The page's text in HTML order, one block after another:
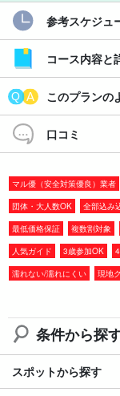
カップル旅行や女子
にぜひ参加しよう☆
おすすめポイント
◆ツアー備品無料
◆ツアー参加者特
◆参加日の前日
参考スケジュ
コース内容と
このプランの
口コミ
マル優（安全対策優良）業者
団体・大人数OK
全部込み
最低価格保証
複数割対象
人気ガイド
3歳参加OK
濡れない/濡れにくい
現地
条件から探
スポットから探す